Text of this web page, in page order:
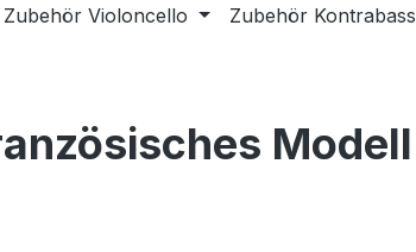
Zubehör Violoncello Zubehör Kontrabass
Modell